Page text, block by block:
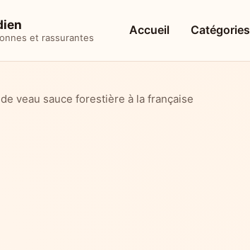
et rassurantes
Accueil Catégories
veau sauce forestière à la française